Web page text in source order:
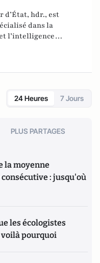
d’État, hdr., est
dans la
l’intelligence
de la guerre
news Manip, infox et
24 Heures 7 Jours
PLUS PARTAGES
la moyenne
: jusqu'où
les écologistes
voilà pourquoi